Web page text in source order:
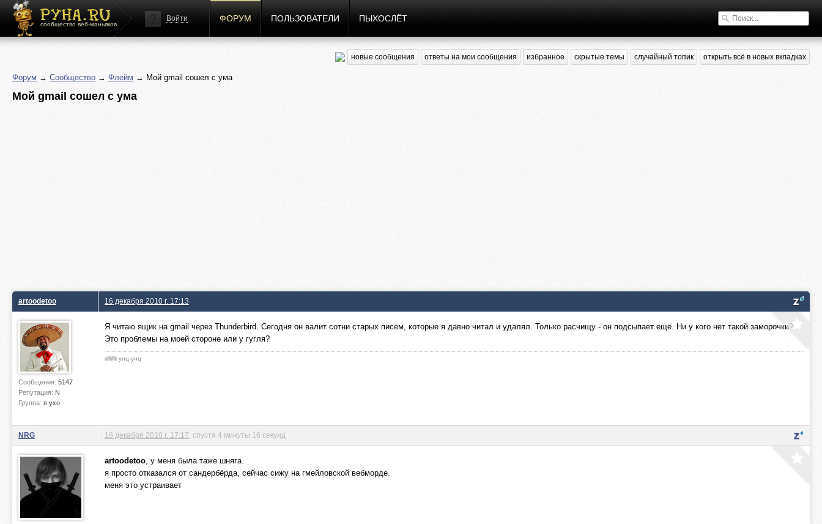
сообщество веб-маньяков
Войти ФОРУМ ПОЛЬЗОВАТЕЛИ ПЫХОСЛЁТ
новые сообщения ответы на мои сообщения избранное скрытые темы случайный топик открыть всё в новых вкладках
Форум → Сообщество → Флейм → Мой gmail сошел с ума
Мой gmail сошел с ума
artoodetoo
Сообщения: 5147
Репутация: N
Группа: в ухо
16 декабря 2010 г. 17:13
Я читаю ящик на gmail через Thunderbird. Сегодня он валит сотни старых писем, которые я давно читал и удалял. Только расчищу - он подсыпает ещё. Ни у кого нет такой заморочки?
Это проблемы на моей стороне или у гугля?
ιιlllιlllι унц-унц
NRG 16 декабря 2010 г. 17:17 , спустя 4 минуты 16 секунд
artoodetoo, у меня была таже шняга.
я просто отказался от сандербёрда, сейчас сижу на гмейловской вебморде.
меня это устраивает